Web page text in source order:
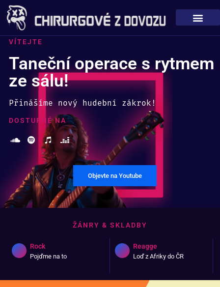
content
VÍTEJTE
Taneční operace s rytmem
ze sálu!
Přinášíme nový hudební zákrok!
DOSTUPNÉ NA
Objevte na Youtube
ŽÁNRY & SKLADBY
Rock
Pojďme na to
Reagge
Loď z Afriky do ČR